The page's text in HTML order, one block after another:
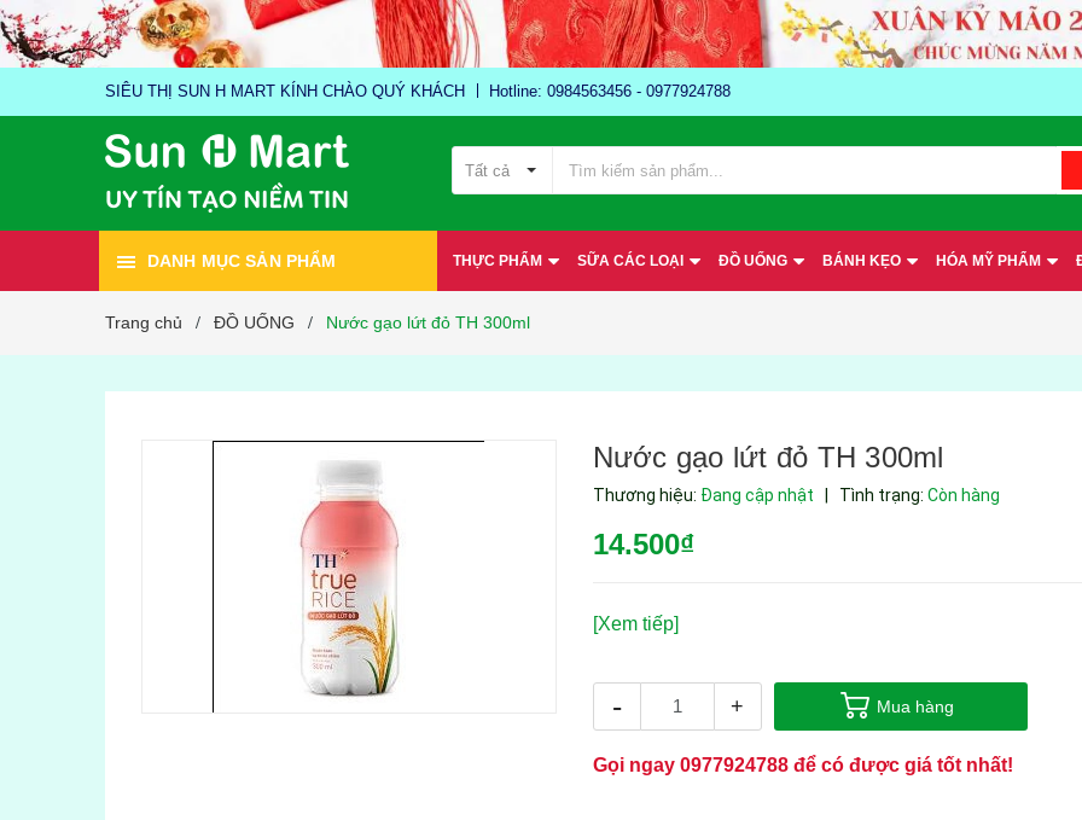
SIÊU THỊ SUN H MART KÍNH CHÀO QUÝ KHÁCH Hotline: 0984563456 - 0977924788
Tất cả
DANH MỤC SẢN PHẨM THỰC PHẨM SỮA CÁC LOẠI ĐỒ UỐNG BÁNH KẸO HÓA MỸ PHẨM
Trang chủ / ĐỒ UỐNG / Nước gạo lứt đỏ TH 300ml
Nước gạo lứt đỏ TH 300ml
Thương hiệu: Đang cập nhật Tình trạng: Còn hàng
14.500₫
[Xem tiếp]
- + Mua hàng
Gọi ngay 0977924788để có được giá tốt nhất!